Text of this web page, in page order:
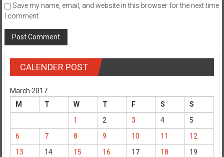
Save my name, email, and website in this browser for the next time
I comment.
CALENDER POST
March 2017
M
T W T F S
S
1
2 3 4
5
6
7 8 9 10 11
12
13
14 15 16 17 18
19